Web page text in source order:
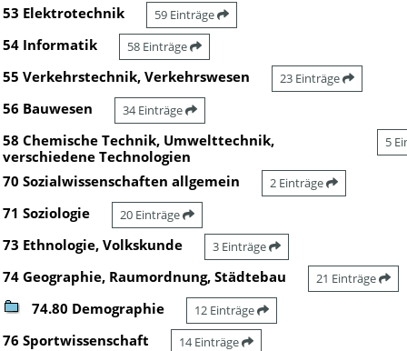
53 Elektrotechnik 59 Einträge
54 Informatik 58 Einträge
55 Verkehrstechnik, Verkehrswesen 23 Einträge
56 Bauwesen 34 Einträge
58 Chemische Technik, Umwelttechnik,
verschiedene Technologien
5
70 Sozialwissenschaften allgemein 2 Einträge
71 Soziologie 20 Einträge
73 Ethnologie, Volkskunde 3 Einträge
74 Geographie, Raumordnung, Städtebau 21 Einträge
74.80 Demographie 12 Einträge
76 Sportwissenschaft 14 Einträge